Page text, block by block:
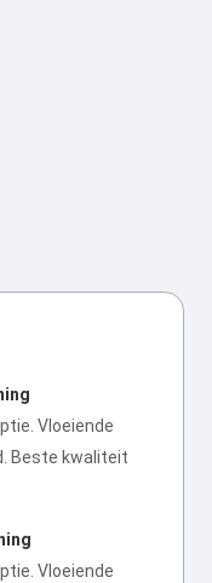
Vloeiende
Beste kwaliteit
Vloeiende